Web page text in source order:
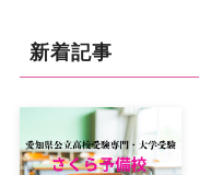
新着記事